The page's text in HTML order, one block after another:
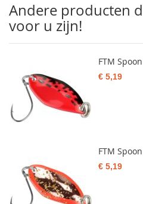
Andere producten
voor u zijn!
FTM
€ 5,19
FTM
€ 5,19